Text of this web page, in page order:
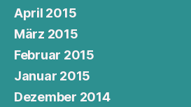
April 2015
März 2015
Februar 2015
Januar 2015
Dezember 2014